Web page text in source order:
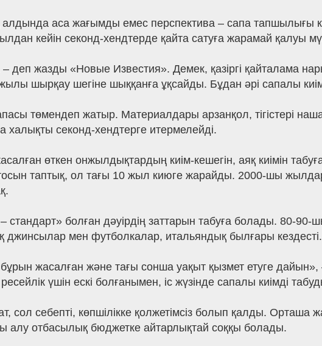
аса жағымды емес перспектива – сапа тапшылығы
кейін секонд-хендтерде қайта сатуға жарамай қалуы
деп жазды «Новые Известия». Демек, қазіргі қайталама
шырқау шегіне шыққанға ұқсайды. Бұдан әрі сапалы
төмендеп жатыр. Материалдары арзанқол, тігістері
халықты секонд-хендтерге итермелейді.
өткен онжылдықтардың киім-кешегін, аяқ киімін
таптық, ол тағы 10 жыл киюге жарайды. 2000-шы
стандарт» болған дәуірдің заттарын табуға болады. 80-
джинсылар мен футболкалар, итальяндық былғары кездесті.
жасалған және тағы сонша уақыт қызмет етуге
үшін ескі болғанымен, іс жүзінде сапалы киімді
сол себепті, көпшілікке қолжетімсіз болып қалды.
алу отбасылық бюджетке айтарлықтай соққы болады.